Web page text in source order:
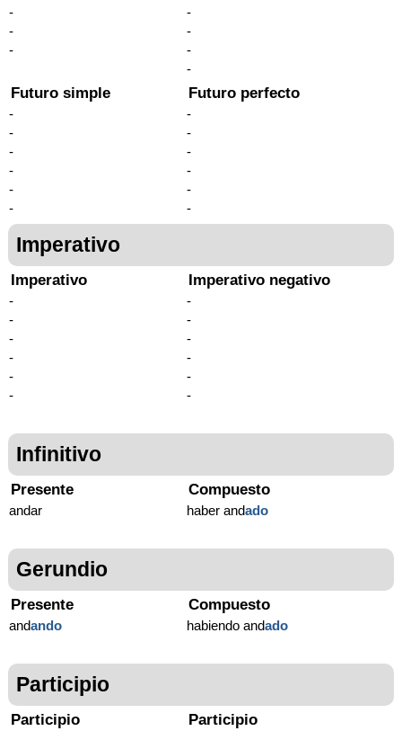
-
-
-
-
-
-
-
Futuro simple
-
-
-
-
-
-
Futuro perfecto
-
-
-
-
-
-
Imperativo
Imperativo
-
-
-
-
-
-
Imperativo negativo
-
-
-
-
-
-
Infinitivo
Presente
andar
Compuesto
haber andado
Gerundio
Presente
andando
Compuesto
habiendo andado
Participio
Participio Participio